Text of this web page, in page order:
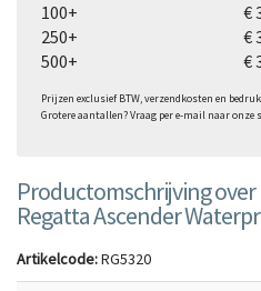
100+
€
250+
€
500+
€
Prijzen exclusief BTW, verzendkosten en
Grotere aantallen? Vraag per e-mail naar onze
Productomschrijving
Regatta Ascender
Artikelcode:RG5320